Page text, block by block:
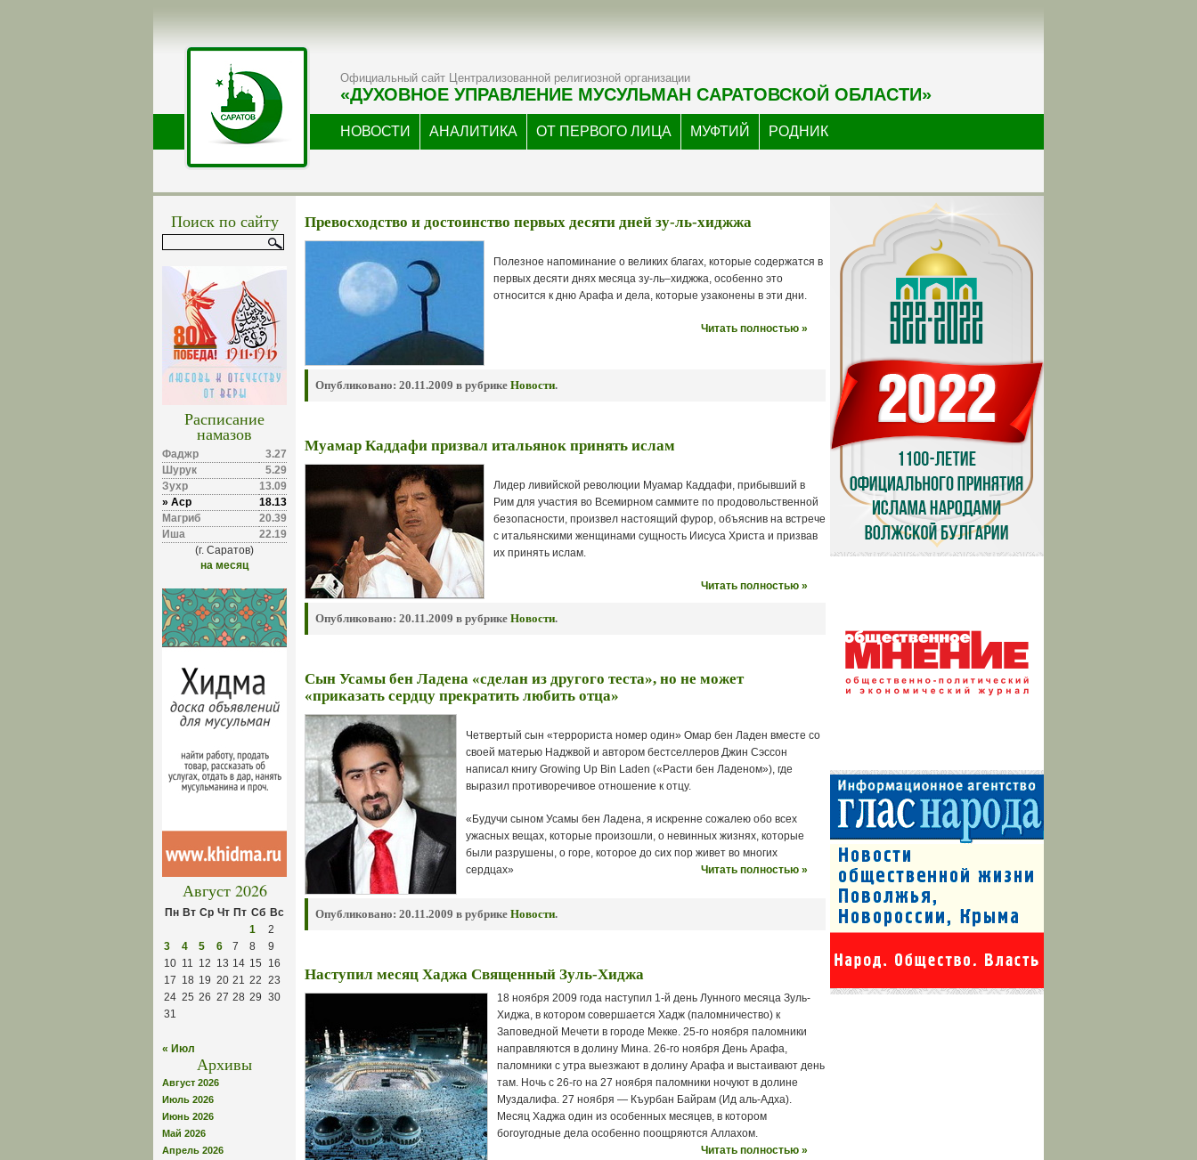
Официальный сайт Централизованной религиозной организации
«ДУХОВНОЕ УПРАВЛЕНИЕ МУСУЛЬМАН САРАТОВСКОЙ ОБЛАСТИ»
НОВОСТИ АНАЛИТИКА ОТ ПЕРВОГО ЛИЦА МУФТИЙ РОДНИК
Поиск по сайту
Расписание
намазов
Фаджр
3.27
Шурук
5.29
Зухр
13.09
» Аср
18.13
Магриб
20.39
Иша
22.19
(г. Саратов)
на месяц
Август 2026
Пн Вт Ср Чт Пт Сб Вс
1
2
3
4 5 6 7 8
9
10 11 12 13 14 15
16
17 18 19 20 21 22 23
24 25 26 27 28 29 30
31
« Июл
Архивы
Август 2026
Июль 2026
Июнь 2026
Май 2026
Апрель 2026
Превосходство и достоинство первых десяти дней зу-ль-хиджжа
Полезное напоминание о великих благах, которые содержатся в
первых десяти днях месяца зу-ль–хиджжа, особенно это
относится к дню Арафа и дела, которые узаконены в эти дни.
Читать полностью »
Опубликовано: 20.11.2009 в рубрике Новости.
Муамар Каддафи призвал итальянок принять ислам
Лидер ливийской революции Муамар Каддафи, прибывший в
Рим для участия во Всемирном саммите по продовольственной
безопасности, произвел настоящий фурор, объяснив на встрече
с итальянскими женщинами сущность Иисуса Христа и призвав
их принять ислам.
Читать полностью »
Опубликовано: 20.11.2009 в рубрике Новости.
Сын Усамы бен Ладена «сделан из другого теста», но не может
«приказать сердцу прекратить любить отца»
Четвертый сын «террориста номер один» Омар бен Ладен вместе со
своей матерью Наджвой и автором бестселлеров Джин Сэссон
написал книгу Growing Up Bin Laden («Расти бен Ладеном»), где
выразил противоречивое отношение к отцу.
«Будучи сыном Усамы бен Ладена, я искренне сожалею обо всех
ужасных вещах, которые произошли, о невинных жизнях, которые
были разрушены, о горе, которое до сих пор живет во многих
сердцах»
Читать полностью »
Опубликовано: 20.11.2009 в рубрике Новости.
Наступил месяц Хаджа Священный Зуль-Хиджа
18 ноября 2009 года наступил 1-й день Лунного месяца Зуль-
Хиджа, в котором совершается Хадж (паломничество) к
Заповедной Мечети в городе Мекке. 25-го ноября паломники
направляются в долину Мина. 26-го ноября День Арафа,
паломники с утра выезжают в долину Арафа и выстаивают день
там. Ночь с 26-го на 27 ноября паломники ночуют в долине
Муздалифа. 27 ноября — Къурбан Байрам (Ид аль-Адха).
Месяц Хаджа один из особенных месяцев, в котором
богоугодные дела особенно поощряются Аллахом.
Читать полностью »